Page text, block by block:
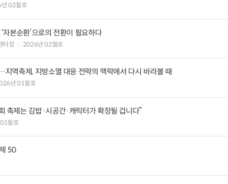
02월호
자본순환’으로의 전환이 필요하다
터장 2026년 02월호
역축제, 지방소멸 대응 전략의 맥락에서 다시 바라볼 때
년 01월호
축제는 김밥·시공간·캐릭터가 확장될 겁니다”
월호
50